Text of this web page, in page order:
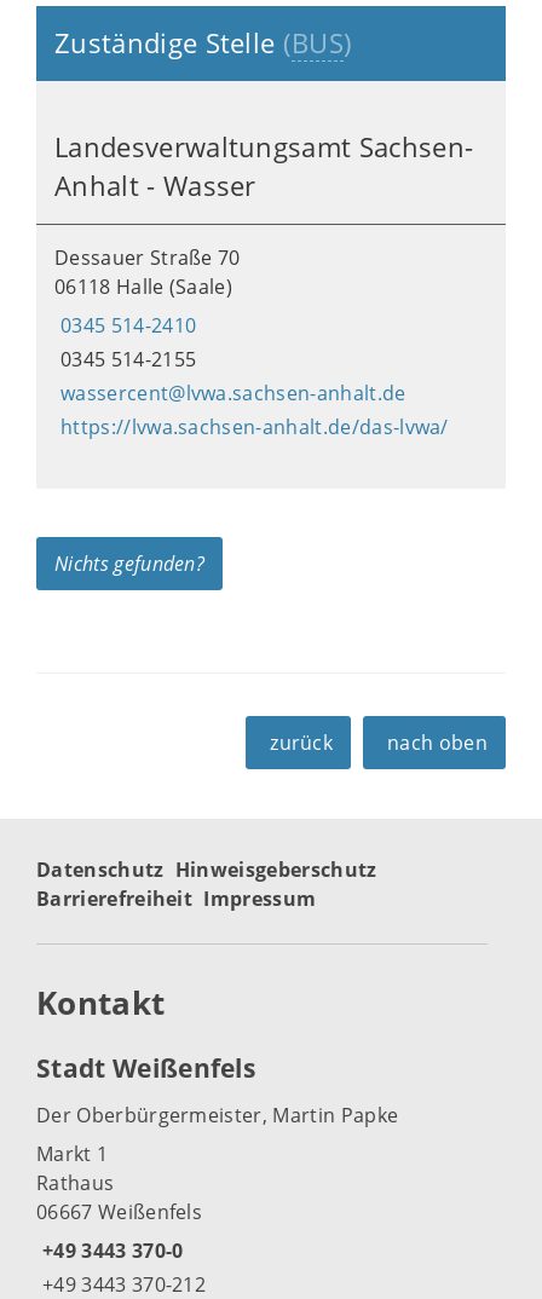
Zuständige Stelle (BUS)
Landesverwaltungsamt Sachsen-
Anhalt - Wasser
Dessauer Straße 70
06118 Halle (Saale)
0345 514-2410
0345 514-2155
wassercent@lvwa.sachsen-anhalt.de
https://lvwa.sachsen-anhalt.de/das-lvwa/
Nichts gefunden?
zurück nach oben
Datenschutz Hinweisgeberschutz
Barrierefreiheit Impressum
Kontakt
Stadt Weißenfels
Der Oberbürgermeister, Martin Papke
Markt 1
Rathaus
06667 Weißenfels
+49 3443 370-0
+49 3443 370-212